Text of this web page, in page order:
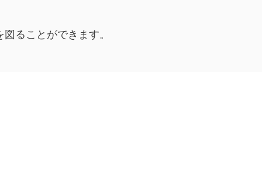
ることができます。